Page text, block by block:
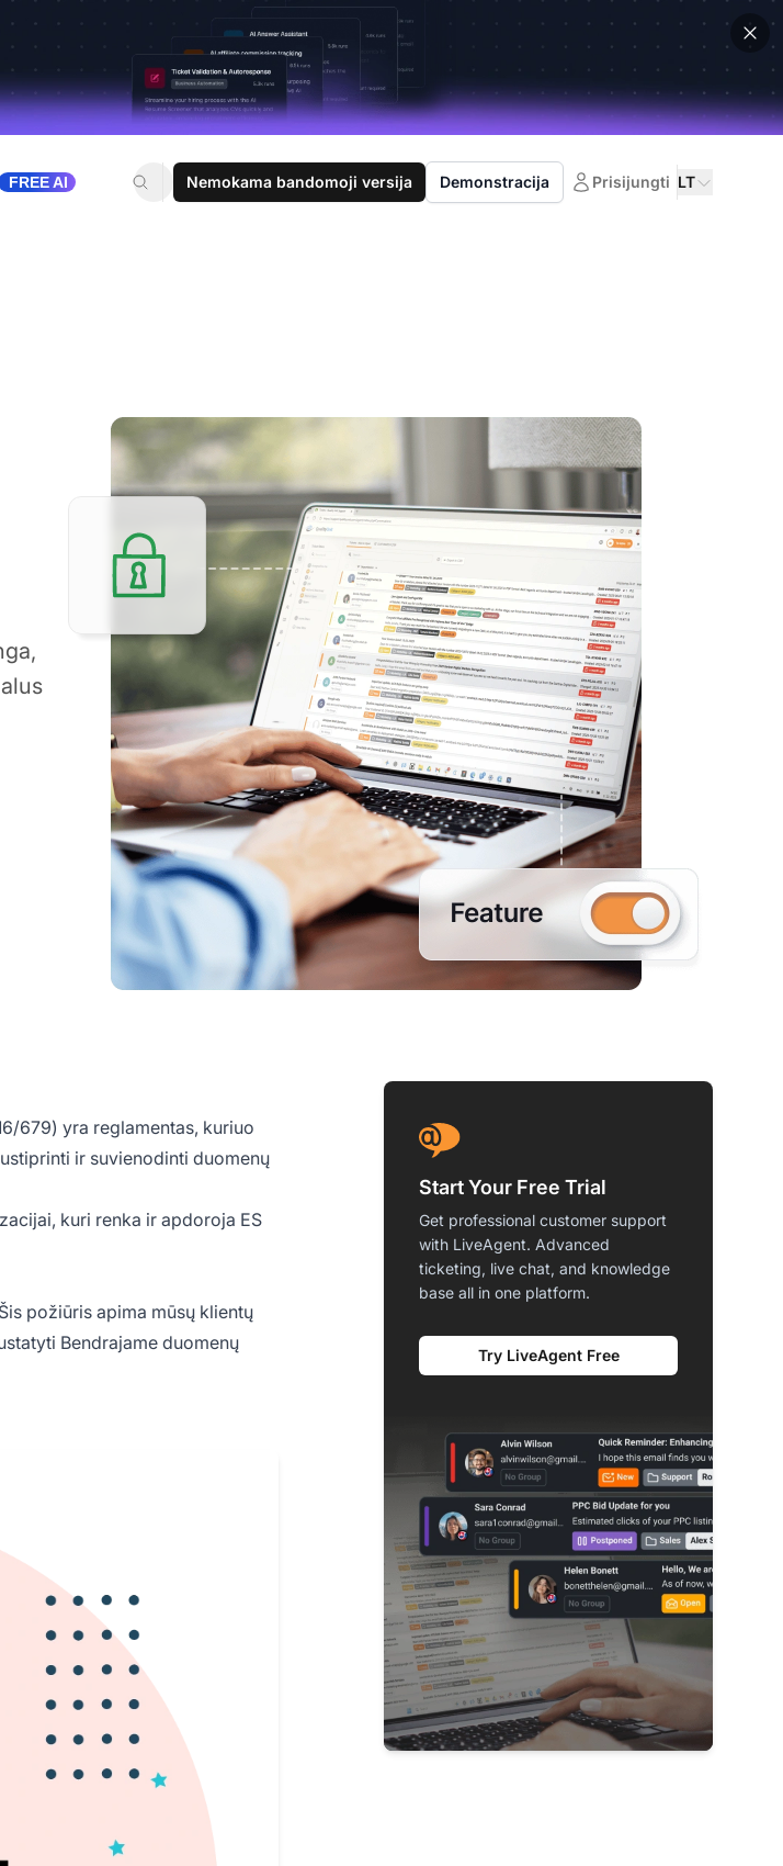
FREE AI Nemokama bandomoji versija Demonstracija Prisijungti LT
679) yra reglamentas, kuriuo
ir suvienodinti duomenų
kuri renka ir apdoroja ES
požiūris apima mūsų klientų
Bendrajame duomenų
Start Your Free Trial
Get professional customer support
with LiveAgent. Advanced
ticketing, live chat, and knowledge
base all in one platform.
Try LiveAgent Free